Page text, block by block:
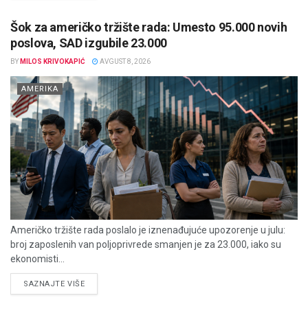
Šok za američko tržište rada: Umesto 95.000 novih
poslova, SAD izgubile 23.000
BY MILOS KRIVOKAPIĆ AVGUST 8, 2026
AMERIKA
Američko tržište rada poslalo je iznenađujuće upozorenje u julu:
broj zaposlenih van poljoprivrede smanjen je za 23.000, iako su
ekonomisti...
SAZNAJTE VIŠEDETAILS